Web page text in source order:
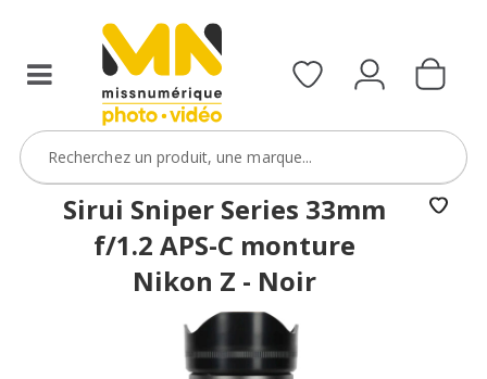
le
ObjectifFiltre5
VOIR L'OFFRE
Sirui Sniper Series 33mm
f/1.2 APS-C monture
Nikon Z - Noir